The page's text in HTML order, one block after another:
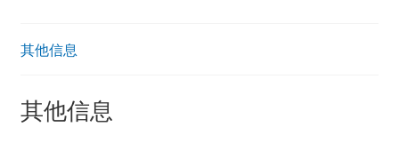
其他信息
其他信息